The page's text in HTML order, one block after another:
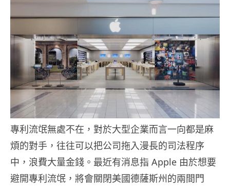
專利流氓無處不在，對於大型企業而言一向都是麻
煩的對手，往往可以把公司拖入漫長的司法程序
中，浪費大量金錢。最近有消息指 Apple 由於想要
避開專利流氓，將會關閉美國德薩斯州的兩間門